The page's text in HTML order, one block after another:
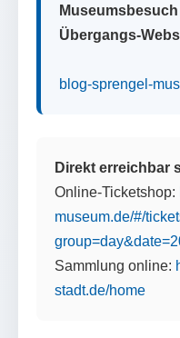
Übergangs-
blog-sprengel-
Direkt erreichbar
Online-Ticketshop:
museum.de/#/
Sammlung online:
stadt.de/home